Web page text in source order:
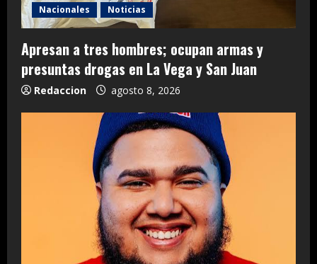
Nacionales Noticias
Apresan a tres hombres; ocupan armas y
presuntas drogas en La Vega y San Juan
Redaccion agosto 8, 2026